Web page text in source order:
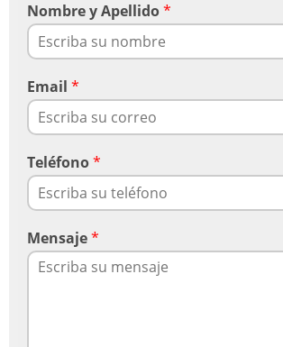
Nombre y Apellido*
Email *
Teléfono*
Mensaje*